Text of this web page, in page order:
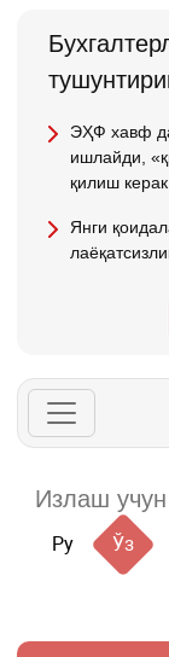
ЭҲФ хавф
ишлайди,
қилиш керак
Янги
Ру Ўз